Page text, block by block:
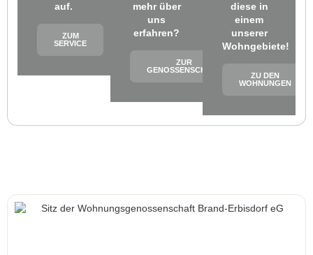
auf.
ZUM
SERVICE
mehr über
uns
erfahren?
ZUR
GENOSSENSCHAFT
diese in
einem
unserer
Wohngebiete!
ZU DEN
WOHNUNGEN